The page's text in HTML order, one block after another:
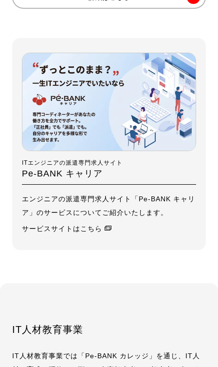
ITエンジニアの派遣専門求人サイト
Pe-BANK キャリア
エンジニアの派遣専門求人サイト「Pe-BANK キャリ
ア」のサービスについてご紹介いたします。
サービスサイトはこちら
IT人材教育事業
IT人材教育事業では「Pe-BANK カレッジ」を通じ、IT人